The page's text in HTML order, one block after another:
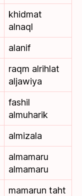
khidmat
alnaql
alanif
raqm alrihlat
aljawiya
fashil
almuharik
almizala
almamaru
almamaru
mamarun taht